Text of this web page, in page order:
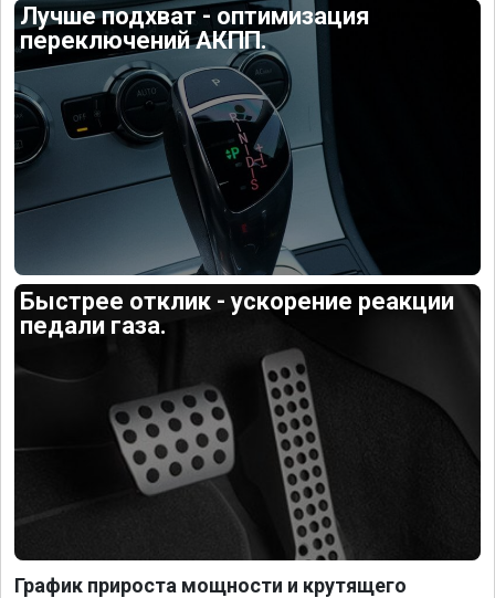
Лучше подхват - оптимизация
переключений АКПП.
Быстрее отклик - ускорение реакции
педали газа.
График прироста мощности и крутящего